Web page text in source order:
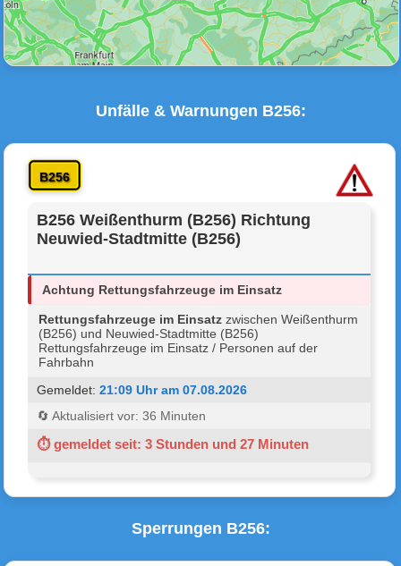
Unfälle & Warnungen B256:
B256
B256 Weißenthurm (B256) Richtung
Neuwied-Stadtmitte (B256)
Achtung Rettungsfahrzeuge im Einsatz
Rettungsfahrzeuge im Einsatz zwischen Weißenthurm
(B256) und Neuwied-Stadtmitte (B256)
Rettungsfahrzeuge im Einsatz / Personen auf der
Fahrbahn
Gemeldet:21:09 Uhr am 07.08.2026
🔄 Aktualisiert vor: 36 Minuten
⏱ gemeldet seit: 3 Stunden und 27 Minuten
Sperrungen B256: